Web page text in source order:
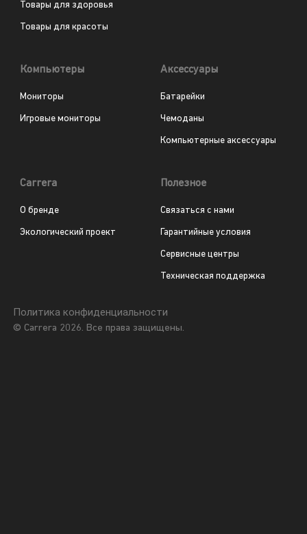
Товары для здоровья
Товары для красоты
Компьютеры
Мониторы
Игровые мониторы
Аксессуары
Батарейки
Чемоданы
Компьютерные аксессуары
Carrera
О бренде
Экологический проект
Полезное
Связаться с нами
Гарантийные условия
Сервисные центры
Техническая поддержка
© Carrera 2026. Все права защищены.
Политика конфиденциальности